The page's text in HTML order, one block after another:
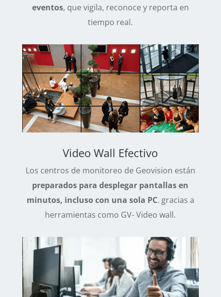
eventos, que vigila, reconoce y reporta en
tiempo real.
Video Wall Efectivo
Los centros de monitoreo de Geovision están
preparados para desplegar pantallas en
minutos, incluso con una sola PC. gracias a
herramientas como GV- Video wall.